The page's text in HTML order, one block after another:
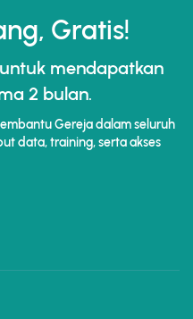
Gratis!
mendapatkan
2 bulan.
Gereja dalam seluruh
data, training, serta akses